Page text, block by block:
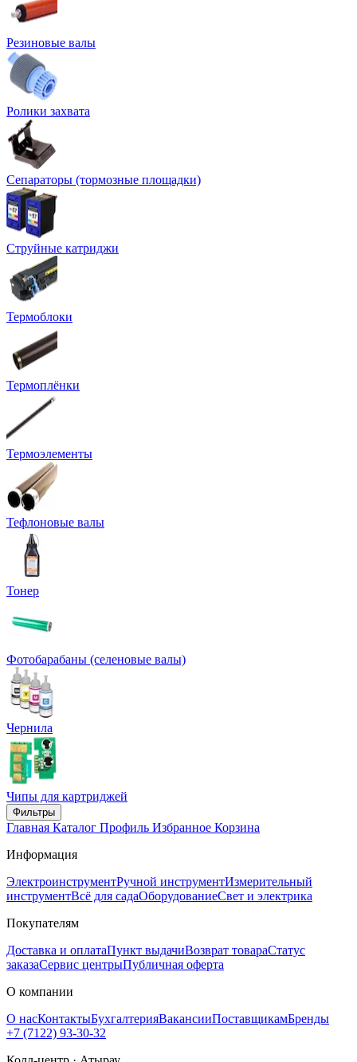
Резиновые валы
Ролики захвата
Сепараторы (тормозные площадки)
Струйные катриджи
Термоблоки
Термоплёнки
Термоэлементы
Тефлоновые валы
Тонер
Фотобарабаны (селеновые валы)
Чернила
Чипы для картриджей
Фильтры
Главная Каталог Профиль Избранное Корзина
Информация
ЭлектроинструментРучной инструментИзмерительный
инструментВсё для садаОборудованиеСвет и электрика
Покупателям
Доставка и оплатаПункт выдачиВозврат товараСтатус
заказаСервис центрыПубличная оферта
О компании
О насКонтактыБухгалтерияВакансииПоставщикамБренды
+7 (7122) 93-30-32